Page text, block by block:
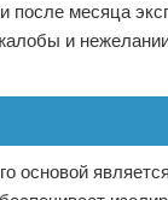
после месяца
и
основой